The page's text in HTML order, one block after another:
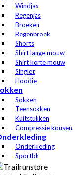
Windjas
Regenjas
Broeken
Regenbroek
Shorts
Shirt lange mouw
Shirt korte mouw
Singlet
Hoodie
Sokken
Teensokken
Kuitstukken
Compressie kousen
Onderkleding
Sportbh